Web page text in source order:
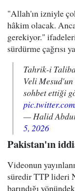
"Allah'ın izniyle
hâkim olacak.
gerekiyor."
sürdürme çağrısı
Tahrik-i
Veli
sohbet ettiği
— Halid
5, 2026
Pakistan'ın
Videonun
süredir TTP lideri
barındığı